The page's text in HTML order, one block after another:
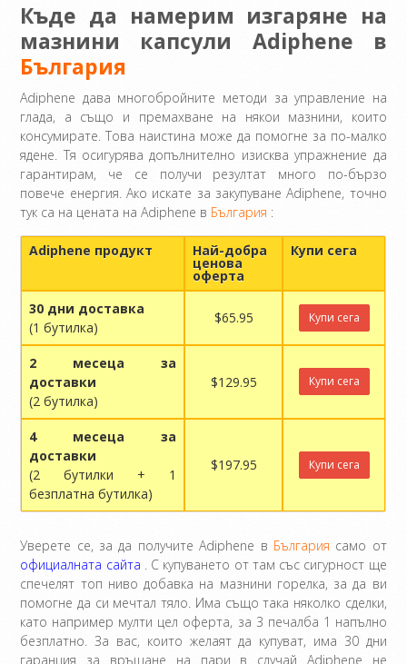
Къде да намерим изгаряне на
мазнини капсули Adiphene в
България
Adiphene дава многобройните методи за управление на
глада, а също и премахване на някои мазнини, които
консумирате. Това наистина може да помогне за по-малко
ядене. Тя осигурява допълнително изисква упражнение да
гарантирам, че се получи резултат много по-бързо
повече енергия. Ако искате за закупуване Adiphene, точно
тук са на цената на Adiphene в България :
Adiphene продукт Най-добра
ценова
оферта
Купи сега
30 дни доставка
(1 бутилка)
$65.95 Купи сега
2 месеца за
доставки
(2 бутилка)
$129.95 Купи сега
4 месеца за
доставки
(2 бутилки + 1
безплатна бутилка)
$197.95 Купи сега
Уверете се, за да получите Adiphene в България само от
официалната сайта . С купуването от там със сигурност ще
спечелят топ ниво добавка на мазнини горелка, за да ви
помогне да си мечтал тяло. Има също така няколко сделки,
като например мулти цел оферта, за 3 печалба 1 напълно
безплатно. За вас, които желаят да купуват, има 30 дни
гаранция за връщане на пари в случай Adiphene не